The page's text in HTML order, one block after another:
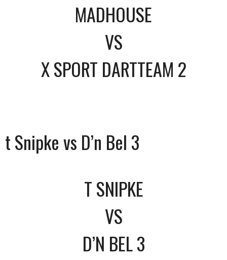
MADHOUSE
VS
X SPORT DARTTEAM 2
t Snipke vs D’n Bel 3
T SNIPKE
VS
D’N BEL 3